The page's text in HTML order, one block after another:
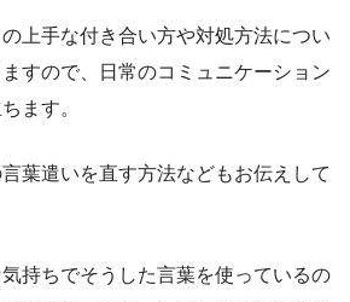
上手な付き合い方や対処方法につい
すので、日常のコミュニケーション
ます。
葉遣いを直す方法などもお伝えして
持ちでそうした言葉を使っているの